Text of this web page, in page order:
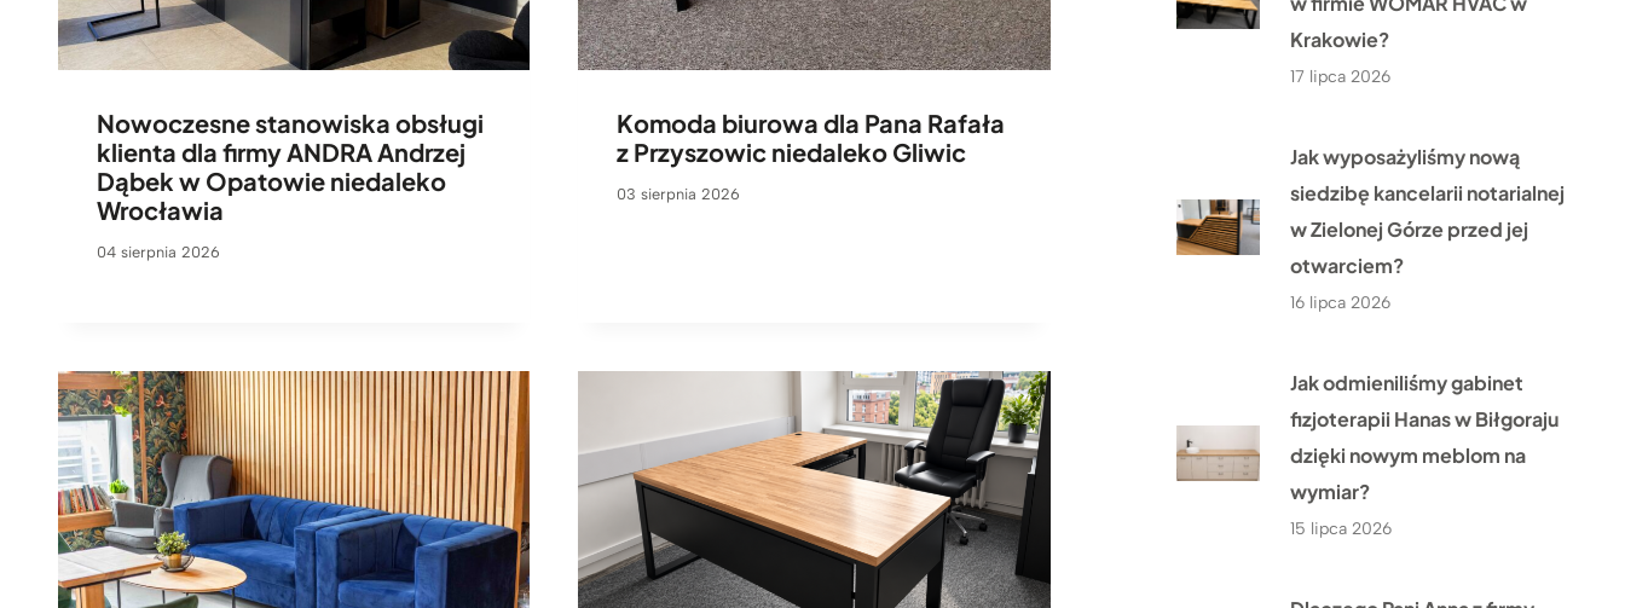
Nowoczesne stanowiska obsługi
klienta dla firmy ANDRA Andrzej
Dąbek w Opatowie niedaleko
Wrocławia
04 sierpnia 2026
Komoda biurowa dla Pana Rafała
z Przyszowic niedaleko Gliwic
03 sierpnia 2026
Krakowie?
17 lipca 2026
Jak wyposażyliśmy nową
siedzibę kancelarii notarialnej
w Zielonej Górze przed jej
otwarciem?
16 lipca 2026
Jak odmieniliśmy gabinet
fizjoterapii Hanas w Biłgoraju
dzięki nowym meblom na
wymiar?
15 lipca 2026